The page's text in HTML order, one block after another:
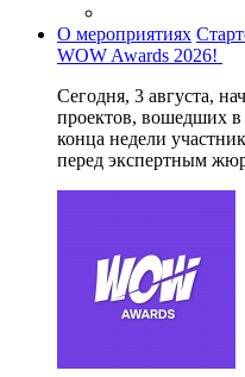
О мероприятиях
WOW Awards 2026!
Сегодня, 3 августа,
проектов, вошедших
конца недели
перед экспертным